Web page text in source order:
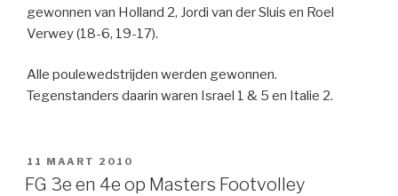
gewonnen van Holland 2, Jordi van der Sluis en Roel
Verwey (18-6, 19-17).
Alle poulewedstrijden werden gewonnen.
Tegenstanders daarin waren Israel 1 & 5 en Italie 2.
GEPLAATST
OP
11 MAART 2010
FG 3e en 4e op Masters Footvolley